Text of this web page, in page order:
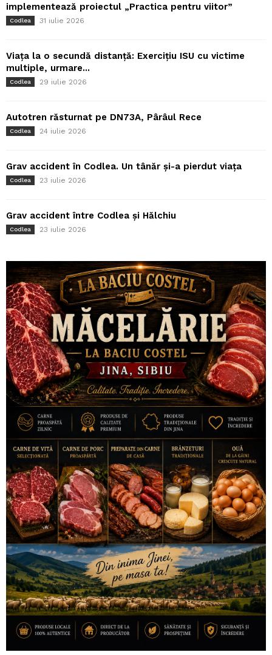
implementează proiectul „Practica pentru viitor”
Codlea 31 iulie 2026
Viața la o secundă distanță: Exercițiu ISU cu victime
multiple, urmare...
Codlea 29 iulie 2026
Autotren răsturnat pe DN73A, Pârâul Rece
Codlea 24 iulie 2026
Grav accident în Codlea. Un tânăr și-a pierdut viața
Codlea 23 iulie 2026
Grav accident între Codlea și Hălchiu
Codlea 23 iulie 2026